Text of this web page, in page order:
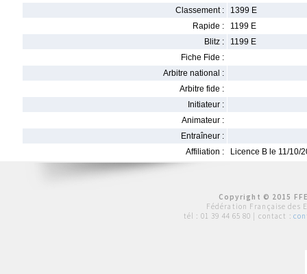
Classement :
1399 E
Rapide :
1199 E
Blitz :
1199 E
Fiche Fide :
Arbitre national :
Arbitre fide :
Initiateur :
Animateur :
Entraîneur :
Affiliation :
Licence B le 11/10/
Copyright © 2015
Fédération Française des
tél : 01 39 44 65 80 | contact :